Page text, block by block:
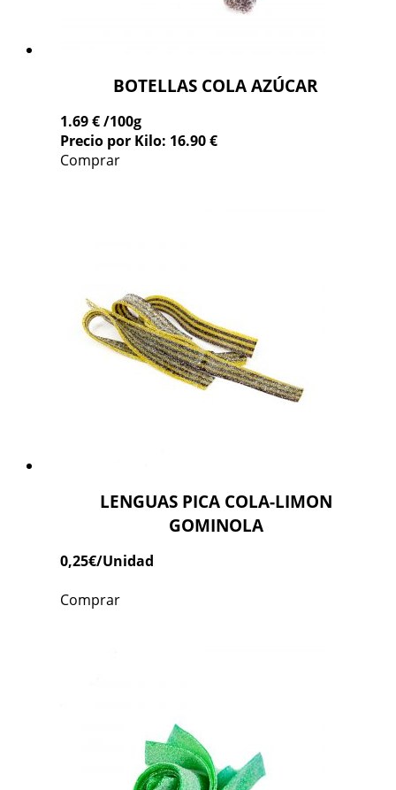
BOTELLAS COLA AZÚCAR
1.69 €/100g
Precio por Kilo: 16.90 €
Comprar
LENGUAS PICA COLA-LIMON
GOMINOLA
0,25€/Unidad
Comprar